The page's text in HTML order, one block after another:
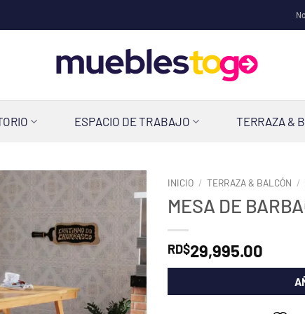
ESPACIO DE TRABAJO TERRAZA &
INICIO / TERRAZA & BALCÓN /
MESA DE
RD$29,995.00